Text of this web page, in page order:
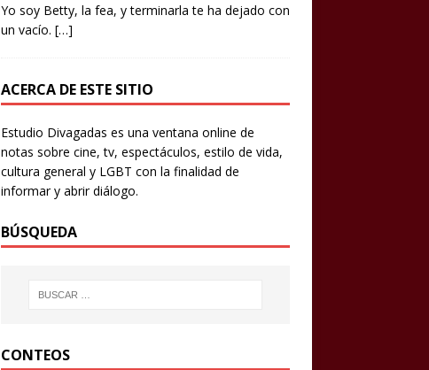
Yo soy Betty, la fea, y terminarla te ha dejado con
un vacío. […]
ACERCA DE ESTE SITIO
Estudio Divagadas es una ventana online de
notas sobre cine, tv, espectáculos, estilo de vida,
cultura general y LGBT con la finalidad de
informar y abrir diálogo.
BÚSQUEDA
CONTEOS